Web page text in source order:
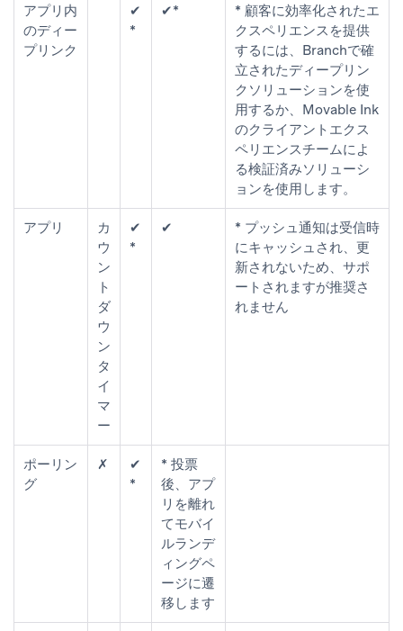
アプリ内
のディー
プリンク
✔
*
✔*
* 顧客に効率化されたエ
クスペリエンスを提供
するには、Branchで確
立されたディープリン
クソリューションを使
用するか、Movable Ink
のクライアントエクス
ペリエンスチームによ
る検証済みソリューシ
ョンを使用します。
アプリ
カ
ウ
ン
ト
ダ
ウ
ン
タ
イ
マ
ー
✔
*
✔
* プッシュ通知は受信時
にキャッシュされ、更
新されないため、サポ
ートされますが推奨さ
れません
ポーリン
グ
✗
✔
*
* 投票
後、アプ
リを離れ
てモバイ
ルランデ
ィングペ
ージに遷
移します